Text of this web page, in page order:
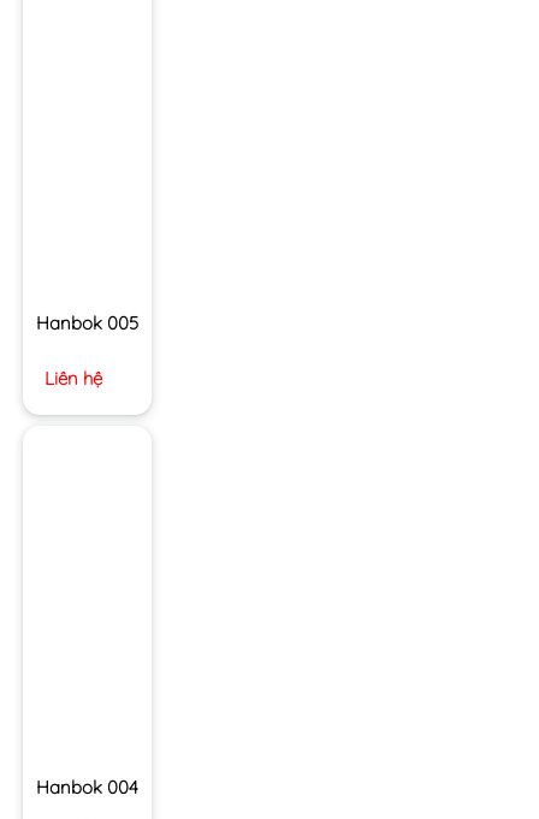
Hanbok 005
Liên hệ
Hanbok 004